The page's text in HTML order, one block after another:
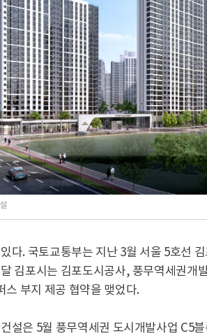
다. 국토교통부는 지난 3월 서울 5호선
김포시는 김포도시공사, 풍무역세권개
스 부지 제공 협약을 맺었다.
설은 5월 풍무역세권 도시개발사업 C5